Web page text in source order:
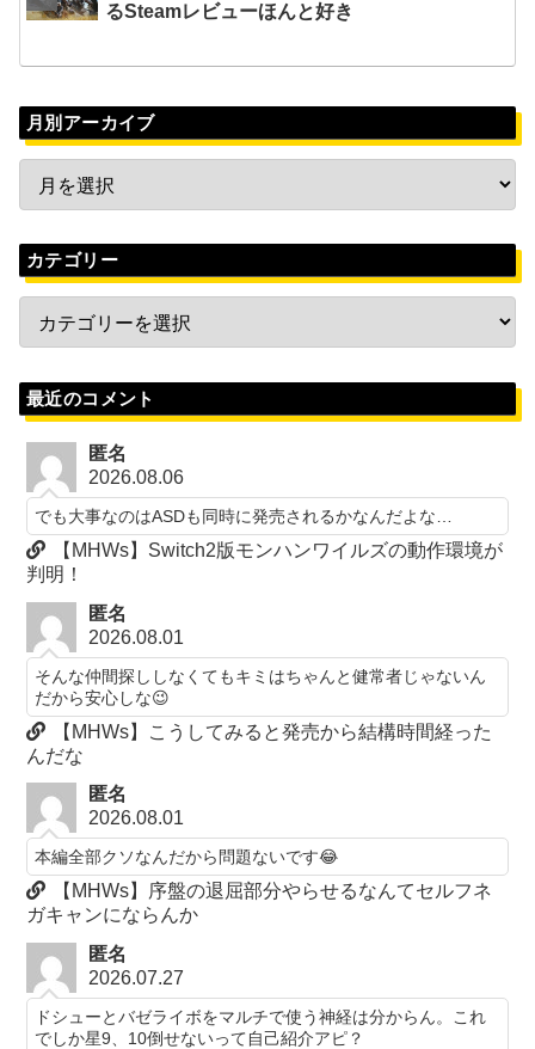
るSteamレビューほんと好き
月別アーカイブ
カテゴリー
最近のコメント
匿名
2026.08.06
でも大事なのはASDも同時に発売されるかなんだよな…
【MHWs】Switch2版モンハンワイルズの動作環境が
判明！
匿名
2026.08.01
そんな仲間探ししなくてもキミはちゃんと健常者じゃないん
だから安心しな😉
【MHWs】こうしてみると発売から結構時間経った
んだな
匿名
2026.08.01
本編全部クソなんだから問題ないです😂
【MHWs】序盤の退屈部分やらせるなんてセルフネ
ガキャンにならんか
匿名
2026.07.27
ドシューとバゼライボをマルチで使う神経は分からん。これ
でしか星9、10倒せないって自己紹介アピ？